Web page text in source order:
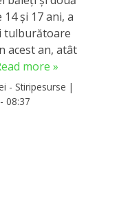
şi 17 ani, a
tulburătoare
acest an, atât
more »
- Stiripesurse |
08:37